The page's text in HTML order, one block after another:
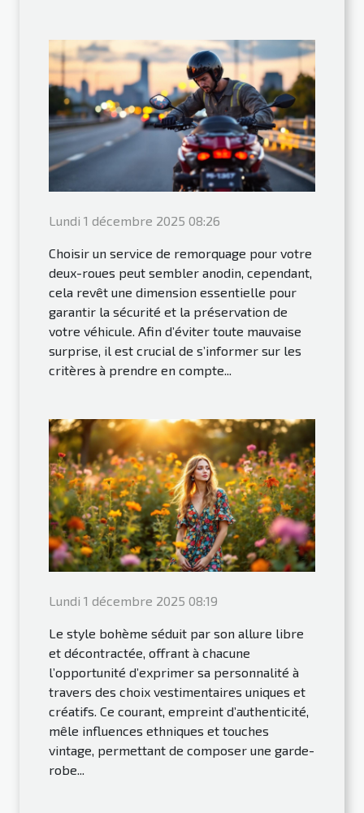
Lundi 1 décembre 2025 08:26
Choisir un service de remorquage pour votre
deux-roues peut sembler anodin, cependant,
cela revêt une dimension essentielle pour
garantir la sécurité et la préservation de
votre véhicule. Afin d’éviter toute mauvaise
surprise, il est crucial de s’informer sur les
critères à prendre en compte...
Lundi 1 décembre 2025 08:19
Le style bohème séduit par son allure libre
et décontractée, offrant à chacune
l’opportunité d’exprimer sa personnalité à
travers des choix vestimentaires uniques et
créatifs. Ce courant, empreint d’authenticité,
mêle influences ethniques et touches
vintage, permettant de composer une garde-
robe...